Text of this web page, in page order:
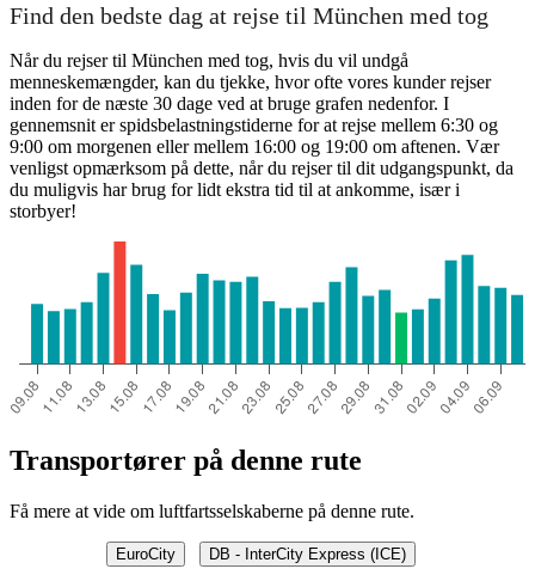
Find den bedste dag at rejse til München med tog
Når du rejser til München med tog, hvis du vil undgå
menneskemængder, kan du tjekke, hvor ofte vores kunder rejser
inden for de næste 30 dage ved at bruge grafen nedenfor. I
gennemsnit er spidsbelastningstiderne for at rejse mellem 6:30 og
9:00 om morgenen eller mellem 16:00 og 19:00 om aftenen. Vær
venligst opmærksom på dette, når du rejser til dit udgangspunkt, da
du muligvis har brug for lidt ekstra tid til at ankomme, især i
storbyer!
Transportører på denne rute
Få mere at vide om luftfartsselskaberne på denne rute.
EuroCity DB - InterCity Express (ICE)